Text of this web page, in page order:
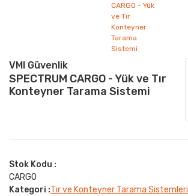
VMI Güvenlik
SPECTRUM CARGO - Yük ve Tır
Konteyner Tarama Sistemi
Stok Kodu :
CARGO
Kategori :Tır ve Konteyner Tarama Sistemleri